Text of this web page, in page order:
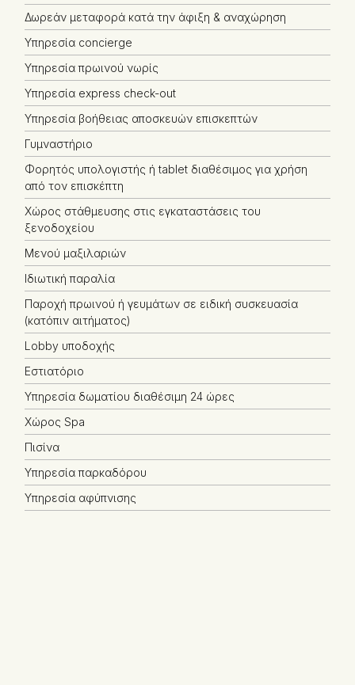
Δωρεάν μεταφορά κατά την άφιξη & αναχώρηση
Υπηρεσία concierge
Υπηρεσία πρωινού νωρίς
Υπηρεσία express check-out
Υπηρεσία βοήθειας αποσκευών επισκεπτών
Γυμναστήριο
Φορητός υπολογιστής ή tablet διαθέσιμος για χρήση
από τον επισκέπτη
Χώρος στάθμευσης στις εγκαταστάσεις του
ξενοδοχείου
Μενού μαξιλαριών
Ιδιωτική παραλία
Παροχή πρωινού ή γευμάτων σε ειδική συσκευασία
(κατόπιν αιτήματος)
Lobby υποδοχής
Εστιατόριο
Υπηρεσία δωματίου διαθέσιμη 24 ώρες
Χώρος Spa
Πισίνα
Υπηρεσία παρκαδόρου
Υπηρεσία αφύπνισης